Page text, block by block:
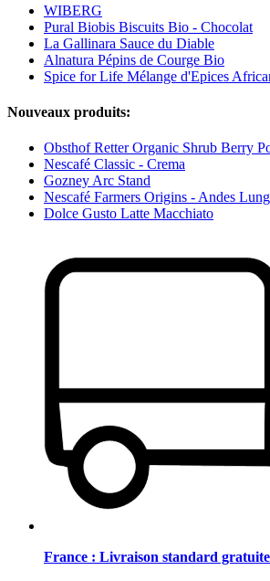
WIBERG
Pural Biobis Biscuits Bio - Chocolat
La Gallinara Sauce du Diable
Alnatura Pépins de Courge Bio
Spice for Life Mélange d'Epices
Nouveaux produits:
Obsthof Retter Organic Shrub Berry
Nescafé Classic - Crema
Gozney Arc Stand
Nescafé Farmers Origins - Andes
Dolce Gusto Latte Macchiato
France : Livraison standard gratuite